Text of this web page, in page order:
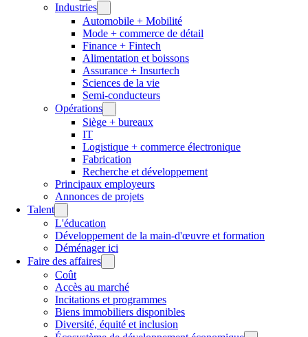
Industries
Automobile + Mobilité
Mode + commerce de détail
Finance + Fintech
Alimentation et boissons
Assurance + Insurtech
Sciences de la vie
Semi-conducteurs
Opérations
Siège + bureaux
IT
Logistique + commerce électronique
Fabrication
Recherche et développement
Principaux employeurs
Annonces de projets
Talent
L'éducation
Développement de la main-d'œuvre et formation
Déménager ici
Faire des affaires
Coût
Accès au marché
Incitations et programmes
Biens immobiliers disponibles
Diversité, équité et inclusion